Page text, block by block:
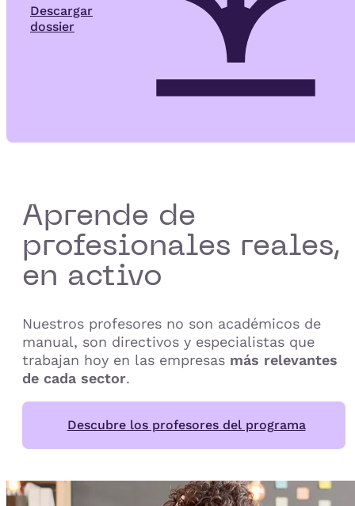
Descargar
dossier
Aprende de
profesionales reales,
en activo
Nuestros profesores no son académicos de
manual, son directivos y especialistas que
trabajan hoy en las empresas más relevantes
de cada sector.
Descubre los profesores del programa